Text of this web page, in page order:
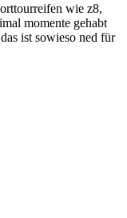
wie z8,
momente gehabt
ist sowieso ned für